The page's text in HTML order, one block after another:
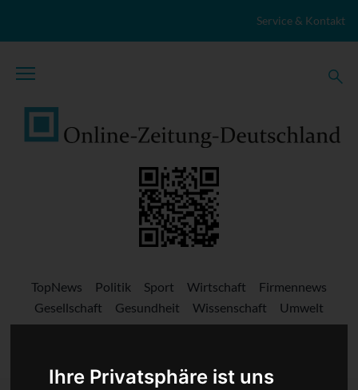
Ihre Privatsphäre ist uns
Service & Kontakt
TopNews Politik Sport Wirtschaft
Firmennews
Gesellschaft
Gesundheit Wissenschaft
Umwelt
Kultur
Veranstaltungen Lokales
Marktplatz